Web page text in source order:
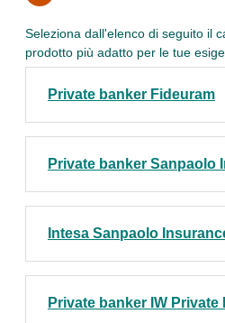
Seleziona dall'elenco di seguito il
prodotto più adatto per le tue
Private banker Fideuram
Private banker Sanpaolo
Intesa Sanpaolo
Private banker IW Private